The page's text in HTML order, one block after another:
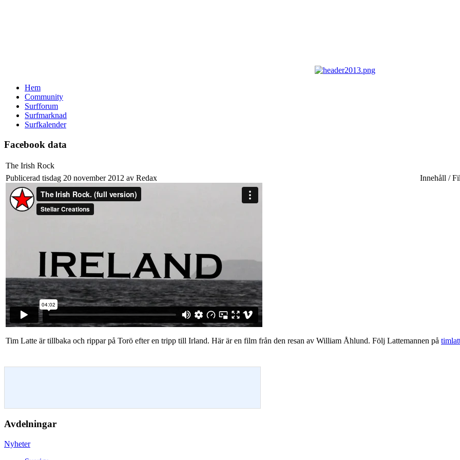
Hem
Community
Surfforum
Surfmarknad
Surfkalender
Facebook data
The Irish Rock
Publicerad tisdag 20 november 2012 av Redax
Innehåll /
Tim Latte är tillbaka och rippar på Torö efter en tripp till Irland. Här är en film från den resan av William Åhlund. Följ Lattemannen på
Avdelningar
Nyheter